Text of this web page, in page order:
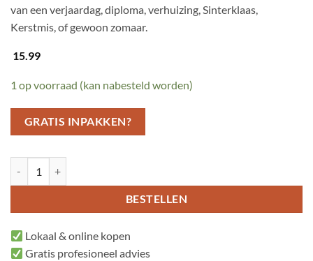
van een verjaardag, diploma, verhuizing, Sinterklaas,
Kerstmis, of gewoon zomaar.
15.99
1 op voorraad (kan nabesteld worden)
GRATIS INPAKKEN?
BESTELLEN
Lokaal & online kopen
Gratis profesioneel advies